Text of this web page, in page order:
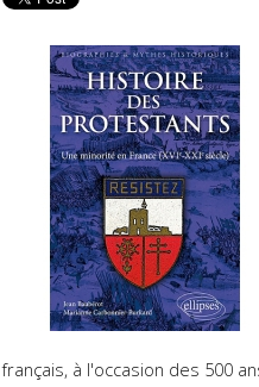
français, à l'occasion des 500